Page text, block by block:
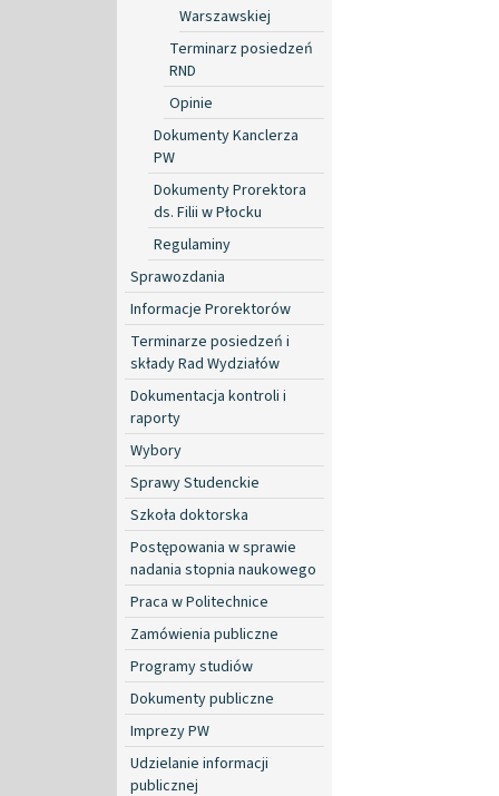
Warszawskiej
Terminarz posiedzeń
RND
Opinie
Dokumenty Kanclerza
PW
Dokumenty Prorektora
ds. Filii w Płocku
Regulaminy
Sprawozdania
Informacje Prorektorów
Terminarze posiedzeń i
składy Rad Wydziałów
Dokumentacja kontroli i
raporty
Wybory
Sprawy Studenckie
Szkoła doktorska
Postępowania w sprawie
nadania stopnia naukowego
Praca w Politechnice
Zamówienia publiczne
Programy studiów
Dokumenty publiczne
Imprezy PW
Udzielanie informacji
publicznej